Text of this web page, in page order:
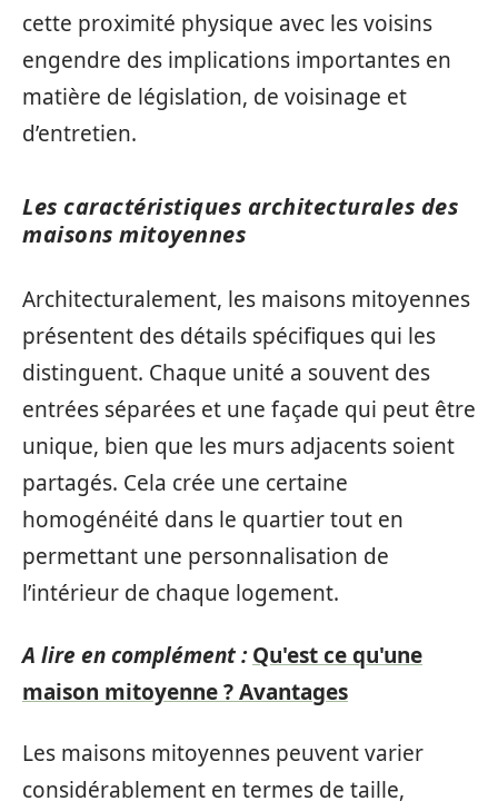
cette proximité physique avec les voisins
engendre des implications importantes en
matière de législation, de voisinage et
d’entretien.
Les caractéristiques architecturales des
maisons mitoyennes
Architecturalement, les maisons mitoyennes
présentent des détails spécifiques qui les
distinguent. Chaque unité a souvent des
entrées séparées et une façade qui peut être
unique, bien que les murs adjacents soient
partagés. Cela crée une certaine
homogénéité dans le quartier tout en
permettant une personnalisation de
l’intérieur de chaque logement.
A lire en complément : Qu'est ce qu'une
maison mitoyenne ? Avantages
Les maisons mitoyennes peuvent varier
considérablement en termes de taille,